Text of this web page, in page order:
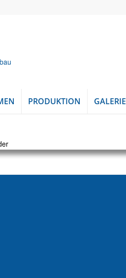
PRODUKTION GALERIE